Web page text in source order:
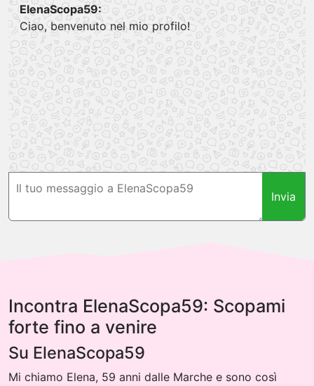
ElenaScopa59:
Ciao, benvenuto nel mio profilo!
Invia
Incontra ElenaScopa59: Scopami
forte fino a venire
Su ElenaScopa59
Mi chiamo Elena, 59 anni dalle Marche e sono così